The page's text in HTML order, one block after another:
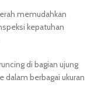
memudahkan
kepatuhan
di bagian ujung
dalam berbagai ukuran